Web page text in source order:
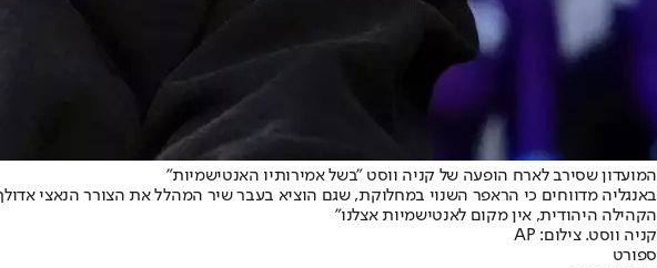
המועדון שסירב לארח הופעה של קניה ווסט "בשל אמירותיו האנטישמיות"
באנגליה מדווחים כי הראפר השנוי במחלוקת, שגם הוציא בעבר שיר המהלל את הצורר הנאצי
הקהילה היהודית, אין מקום לאנטישמיות אצלנו"
קניה ווסט. צילום: AP
ספורט